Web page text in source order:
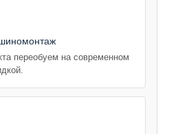
переобуем на современном